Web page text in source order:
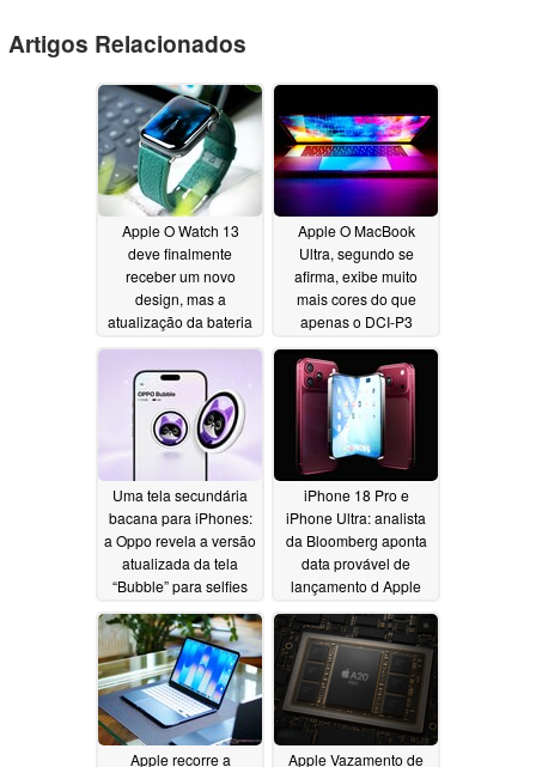
Artigos Relacionados
Apple O Watch 13
deve finalmente
receber um novo
design, mas a
atualização da bateria
07/01/2026
Apple O MacBook
Ultra, segundo se
afirma, exibe muito
mais cores do que
apenas o DCI-P3
06/30/2026
Uma tela secundária
bacana para iPhones:
a Oppo revela a versão
atualizada da tela
“Bubble” para selfies
06/30/2026
iPhone 18 Pro e
iPhone Ultra: analista
da Bloomberg aponta
data provável de
lançamento d Apple
06/29/2026
Apple recorre a
Apple Vazamento de